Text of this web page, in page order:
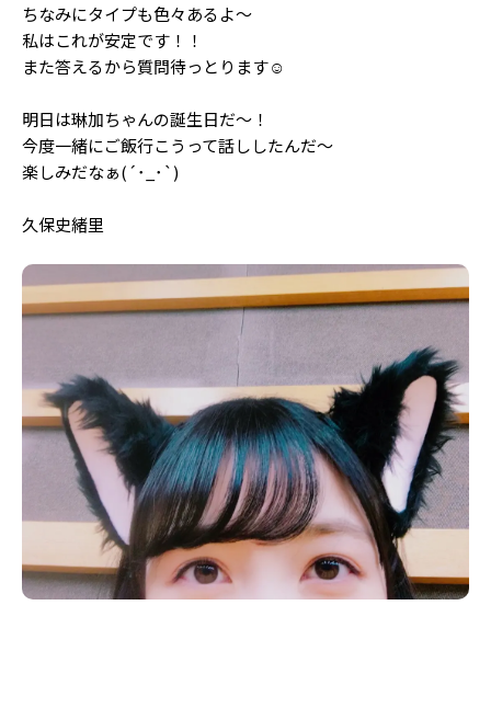
ちなみにタイプも色々あるよ〜
私はこれが安定です！！
また答えるから質問待っとります☺️︎
明日は琳加ちゃんの誕生日だ〜！
今度一緒にご飯行こうって話ししたんだ〜
楽しみだなぁ(´･_･`)
久保史緒里